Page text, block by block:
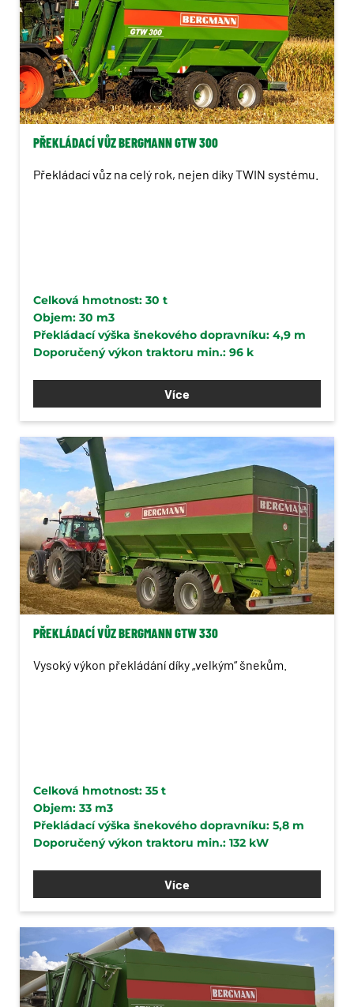
Navigace
Stroje na brambory
Postřikovače
Krmivářská technika
PŘEKLÁDACÍ VŮZ BERGMANN GTW 300
Překládací vůz na celý rok, nejen díky TWIN systému.
Celková hmotnost: 30 t
Objem: 30 m3
Překládací výška šnekového dopravníku: 4,9 m
Doporučený výkon traktoru min.: 96 k
Více
PŘEKLÁDACÍ VŮZ BERGMANN GTW 330
Vysoký výkon překládání díky „velkým“ šnekům.
Celková hmotnost: 35 t
Objem: 33 m3
Překládací výška šnekového dopravníku: 5,8 m
Doporučený výkon traktoru min.: 132 kW
Více